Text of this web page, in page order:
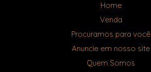
Home
Venda
Procuramos para você
Anuncie em nosso site
Quem Somos